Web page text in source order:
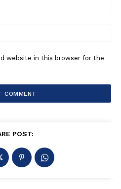
website in this browser for the
POST: